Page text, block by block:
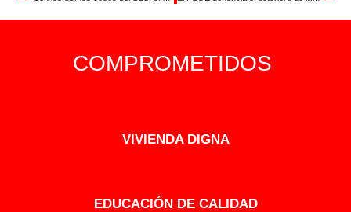
COMPROMETIDOS
VIVIENDA DIGNA
EDUCACIÓN DE CALIDAD